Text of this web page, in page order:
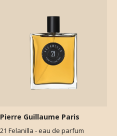
Pierre Guillaume Paris
21 Felanilla - eau de parfum